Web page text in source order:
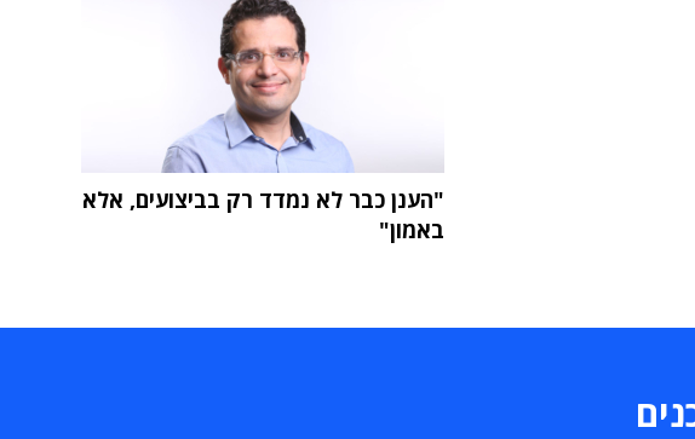
"הענן כבר לא נמדד רק בביצועים, אלא
באמון"